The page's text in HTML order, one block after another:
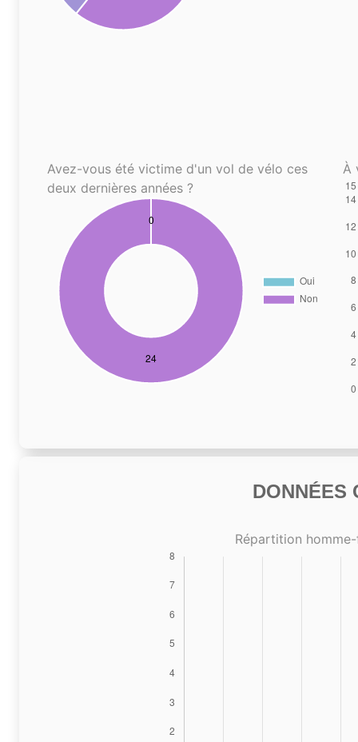
Avez-vous été victime d'un vol de vélo ces
deux dernières années ?
À
DONNÉES
Répartition